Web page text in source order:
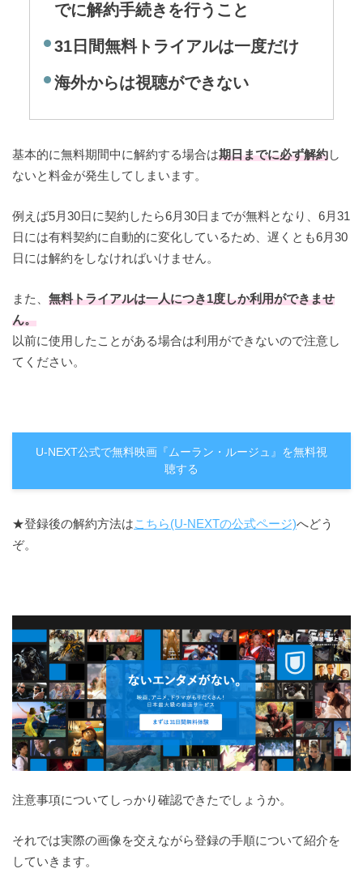
でに解約手続きを行うこと
31日間無料トライアルは一度だけ
海外からは視聴ができない
基本的に無料期間中に解約する場合は期日までに必ず解約し
ないと料金が発生してしまいます。
例えば5月30日に契約したら6月30日までが無料となり、6月31
日には有料契約に自動的に変化しているため、遅くとも6月30
日には解約をしなければいけません。
また、 無料トライアルは一人につき1度しか利用ができませ
ん。
以前に使用したことがある場合は利用ができないので注意し
てください。
U-NEXT公式で無料映画『ムーラン・ルージュ』を無料視
聴する
★登録後の解約方法はこちら(U-NEXTの公式ページ)へどう
ぞ。
注意事項についてしっかり確認できたでしょうか。
それでは実際の画像を交えながら登録の手順について紹介を
していきます。